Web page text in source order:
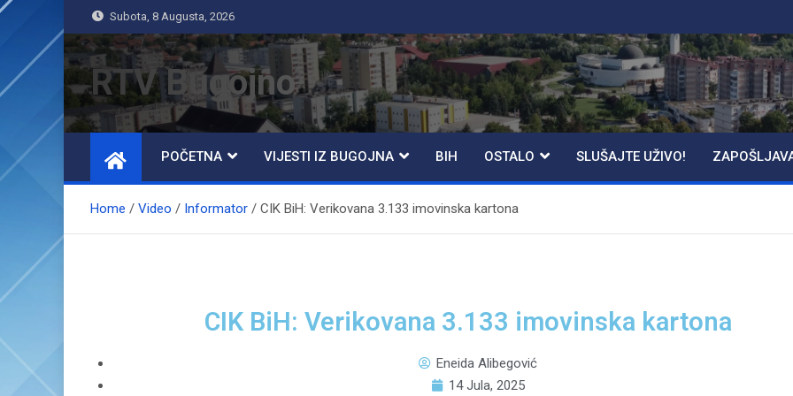
Subota, 8 Augusta, 2026
RTV Bugojno
POČETNA VIJESTI IZ BUGOJNA BIH OSTALO SLUŠAJTE UŽIVO!
Home Video Informator CIK BiH: Verikovana 3.133 imovinska kartona
CIK BiH: Verikovana 3.133 imovinska kartona
Eneida Alibegović
14 Jula, 2025